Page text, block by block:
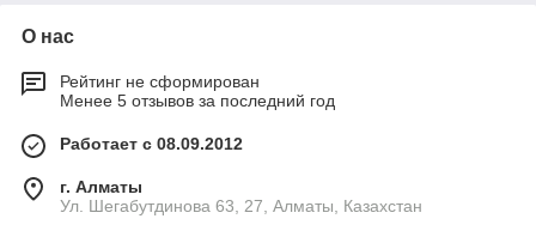
О нас
Рейтинг не сформирован
Менее 5 отзывов за последний год
Работает с 08.09.2012
г. Алматы
Ул. Шегабутдинова 63, 27, Алматы, Казахстан